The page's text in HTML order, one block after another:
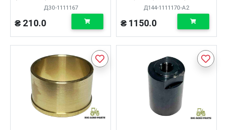
Д30-1111167
₴ 210.0
Д144-1111170-А2
₴ 1150.0